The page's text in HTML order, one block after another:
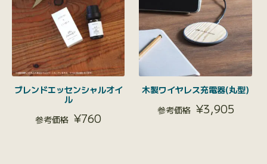
ブレンドエッセンシャルオイ
ル
¥760
木製ワイヤレス充電器(丸型)
¥3,905